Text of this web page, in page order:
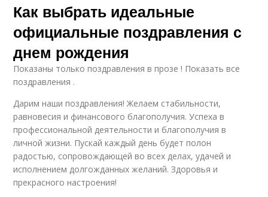
Как выбрать идеальные
официальные поздравления с
днем рождения
Показаны только поздравления в прозе ! Показать все
поздравления .
Дарим наши поздравления! Желаем стабильности,
равновесия и финансового благополучия. Успеха в
профессиональной деятельности и благополучия в
личной жизни. Пускай каждый день будет полон
радостью, сопровождающей во всех делах, удачей и
исполнением долгожданных желаний. Здоровья и
прекрасного настроения!